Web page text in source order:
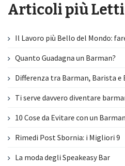
Articoli più Letti
Il Lavoro più Bello del Mondo:
Quanto Guadagna un Barman?
Differenza tra Barman, Barista e
Ti serve davvero diventare
10 Cose da Evitare con un Barman
Rimedi Post Sbornia: i Migliori 9
La moda degli Speakeasy Bar